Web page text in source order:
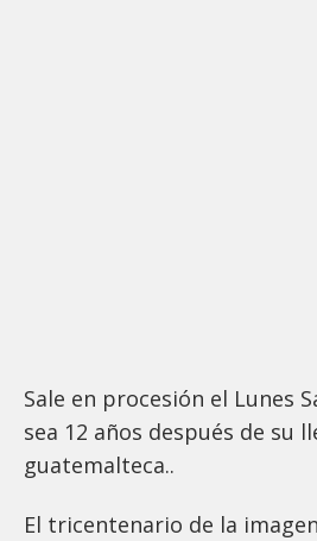
Sale en procesión el Lunes
sea 12 años después de su
guatemalteca..
El tricentenario de la